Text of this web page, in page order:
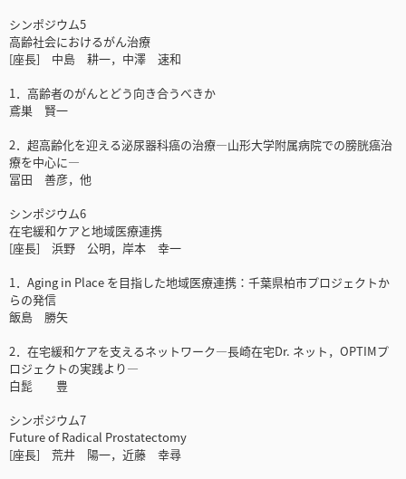
シンポジウム5
高齢社会におけるがん治療
[座長] 中島 耕一，中澤 速和
1．高齢者のがんとどう向き合うべきか
鳶巣 賢一
2．超高齢化を迎える泌尿器科癌の治療―山形大学附属病院での膀胱癌治
療を中心に―
冨田 善彦，他
シンポジウム6
在宅緩和ケアと地域医療連携
[座長] 浜野 公明，岸本 幸一
1．Aging in Place を目指した地域医療連携：千葉県柏市プロジェクトか
らの発信
飯島 勝矢
2．在宅緩和ケアを支えるネットワーク―長崎在宅Dr. ネット，OPTIMプ
ロジェクトの実践より―
白髭 豊
シンポジウム7
Future of Radical Prostatectomy
[座長] 荒井 陽一，近藤 幸尋